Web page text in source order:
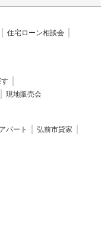
住宅ローン相談会
現地販売会
パート
弘前市貸家